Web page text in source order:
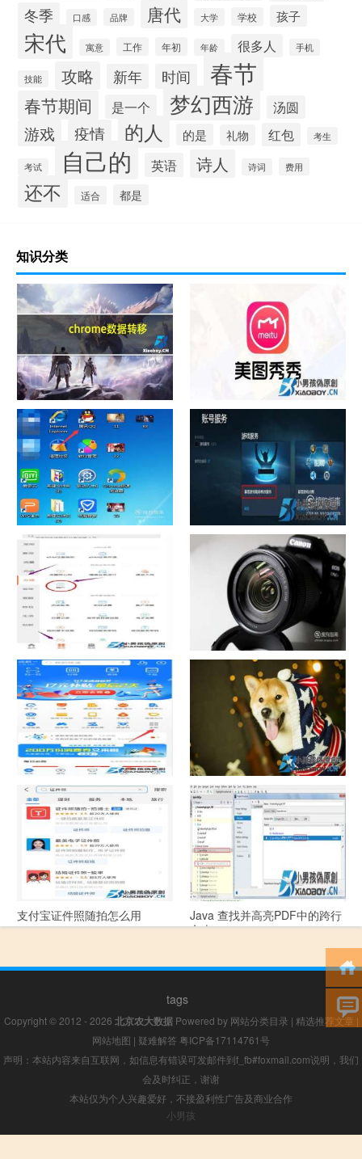
冬季 口感 品牌 唐代 大学 学校 孩子
宋代 寓意 工作 年初 年龄 很多人 手机
技能 攻略 新年 时间 春节
春节期间 是一个 梦幻西游 汤圆
游戏 疫情 的人 的是 礼物 红包 考生
考试 自己的 英语 诗人 诗词 费用
还不 适合 都是
知识分类
chrome数据转移 怎样给照片换背景
如何看认识QQ好友具体多少天
了
战网怎么修改昵称？
中国联通手机营业厅销户操作
指引
摄影作品的欣赏方法
支付宝怎么拍违章挣钱？
宠物定位器app开发可以解决哪
些问题？
支付宝证件照随拍怎么用
Java 查找并高亮PDF中的跨行
文本
tags
Copyright © 2012 - 2026 北京农大数据Powered by 网站分类目录 | 精选推荐文章 |
网站地图 | 疑难解答 粤ICP备17114761号
声明：本站内容来自互联网，如信息有错误可发邮件到f_fb#foxmail.com说明，我们
会及时纠正，谢谢
本站仅为个人兴趣爱好，不接盈利性广告及商业合作
小男孩